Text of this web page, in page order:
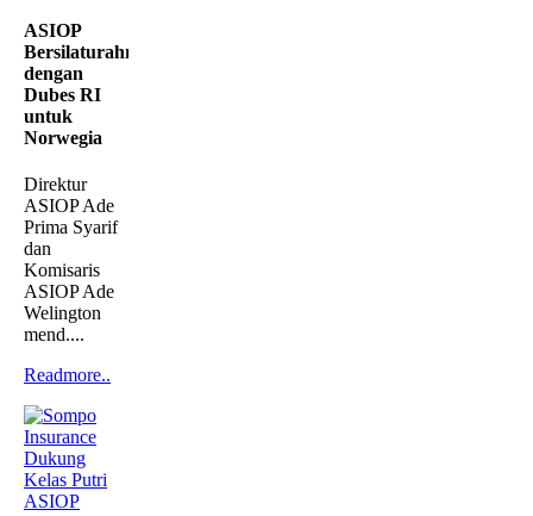
ASIOP
Bersilaturahmi
dengan
Dubes RI
untuk
Norwegia
Direktur
ASIOP Ade
Prima Syarif
dan
Komisaris
ASIOP Ade
Welington
mend....
Readmore..